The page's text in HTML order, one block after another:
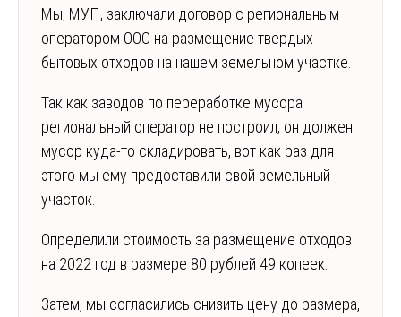
Мы, МУП, заключали договор с региональным
оператором ООО на размещение твердых
бытовых отходов на нашем земельном участке.
Так как заводов по переработке мусора
региональный оператор не построил, он должен
мусор куда-то складировать, вот как раз для
этого мы ему предоставили свой земельный
участок.
Определили стоимость за размещение отходов
на 2022 год в размере 80 рублей 49 копеек.
Затем, мы согласились снизить цену до размера,